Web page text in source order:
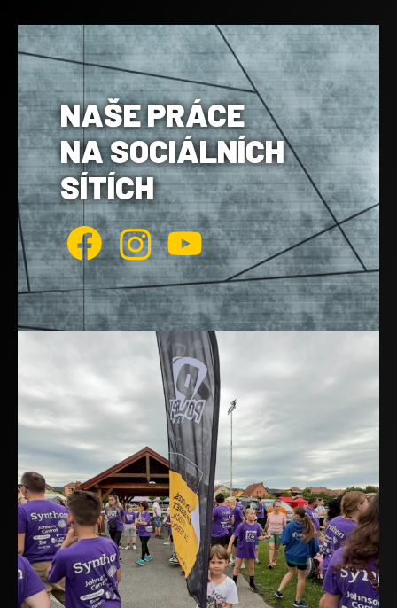
NAŠE PRÁCE
NA SOCIÁLNÍCH
SÍTÍCH